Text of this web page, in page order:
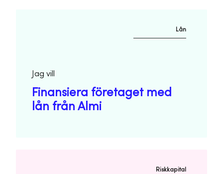
Lån
Jag vill
Finansiera företaget med
lån från Almi
Riskkapital